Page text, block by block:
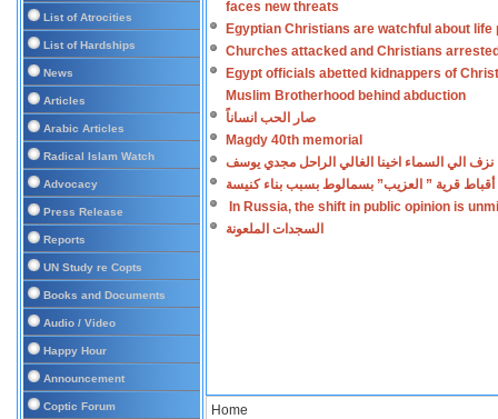
List of Atrocities
List of Hardships
News
Articles
Arabic Articles
Radical Islam Watch
Advocacy
Press Release
Reports
UN Study re Copts
Books and Documents
Audio / Video
Happy Hour
Announcement
Coptic Forum
faces new threats
Egyptian Christians are watchful about life
Churches attacked and Christians
Egypt officials abetted kidnappers of
Muslim Brotherhood behind abduction
صار الحب انساناً
Magdy 40th memorial
نزف الي السماء اخينا الغالي الراحل مجدي يوسف
أقباط قرية ” العزيب” بسمالوط بسبب بناء كنيسة
In Russia, the shift in public opinion is
السجدات الملعونة
Home